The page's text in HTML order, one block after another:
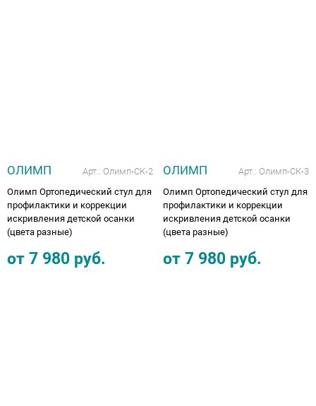
ОЛИМП Арт.: Олимп-СК-2
Олимп Ортопедический стул для
профилактики и коррекции
искривления детской осанки
(цвета разные)
от 7 980 руб.
ОЛИМП Арт.: Олимп-СК-3
Олимп Ортопедический стул для
профилактики и коррекции
искривления детской осанки
(цвета разные)
от 7 980 руб.
для ЛФК
Одежда ортопедическая (адаптивная) для
инвалидов
Индивидуальное изготовление